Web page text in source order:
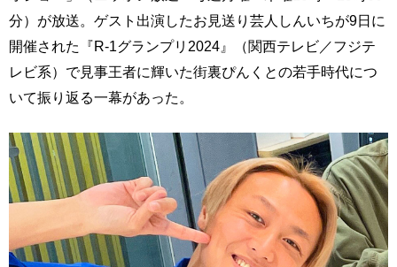
分）が放送。ゲスト出演したお見送り芸人しんいちが9日に
開催された『R-1グランプリ2024』（関西テレビ／フジテ
レビ系）で見事王者に輝いた街裏ぴんくとの若手時代につ
いて振り返る一幕があった。